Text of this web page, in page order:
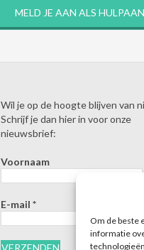
Om de beste
informatie
MELD JE AAN ALS
Wil je op de hoogte blijven van
Schrijf je dan hier in voor onze
nieuwsbrief:
Voornaam
E-mail *